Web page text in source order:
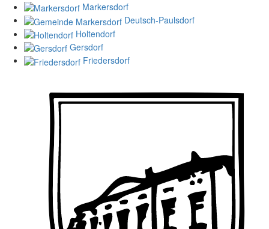
Markersdorf
Deutsch-Paulsdorf
Holtendorf
Gersdorf
Friedersdorf